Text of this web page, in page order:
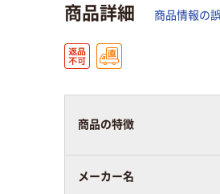
商品詳細 商品情報の
商品の特徴
メーカー名